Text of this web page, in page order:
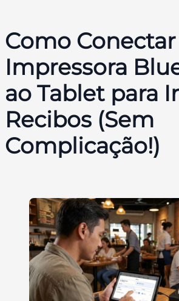
Como Conectar
Impressora
ao Tablet para
Recibos (Sem
Complicação!)